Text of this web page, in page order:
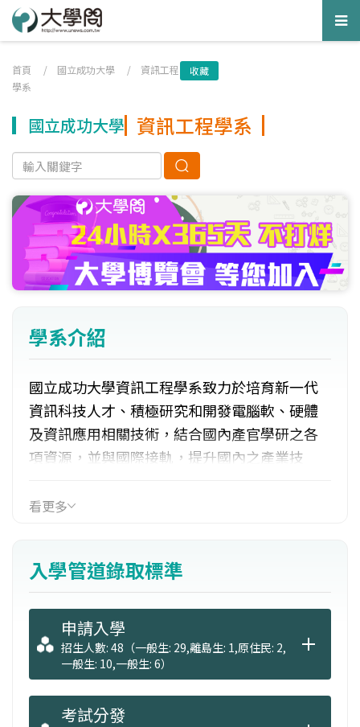
首頁 / 國立成功大學 / 資訊工程
學系
收藏
國立成功大學 資訊工程學系
學系介紹
國立成功大學資訊工程學系致力於培育新一代
資訊科技人才、積極研究和開發電腦軟、硬體
及資訊應用相關技術，結合國內產官學研之各
項資源，並與國際接軌，提升國內之產業技
工研院及中研院之研發工作，以協助資訊產業
統、影像與圖像技術、語音處理、電腦網路、
資料庫系統、計算機系統、多媒體系統、積體
電路輔助設計、編譯系統等。
看更多
入學管道錄取標準
申請入學
招生人數: 48（一般生: 29,離島生: 1,原住民: 2,
一般生: 10,一般生: 6）
考試分發